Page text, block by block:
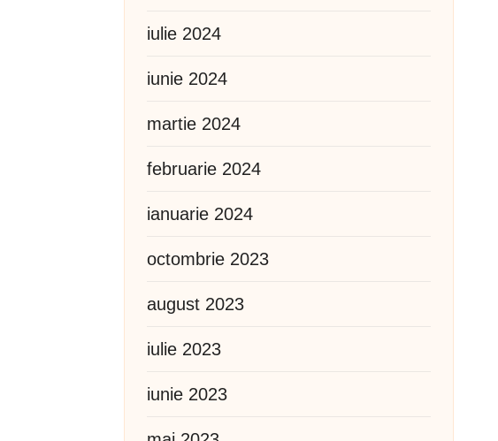
iulie 2024
iunie 2024
martie 2024
februarie 2024
ianuarie 2024
octombrie 2023
august 2023
iulie 2023
iunie 2023